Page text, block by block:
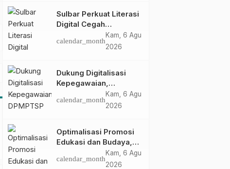
Perjanjian Tugas
Belajar 2026
Sulbar Perkuat Literasi
Digital Cegah
Kejahatan Love
Scamming
calendar_month
Kam, 6 Agu
2026
Dukung Digitalisasi
Kepegawaian,
DPMPTSP Sulbar Siap
Terapkan Aplikasi
calendar_month
Kam, 6 Agu
2026
Optimalisasi Promosi
Edukasi dan Budaya,
Anjungan Provinsi
Sulawesi Barat Perkuat
calendar_month
Kam, 6 Agu
2026